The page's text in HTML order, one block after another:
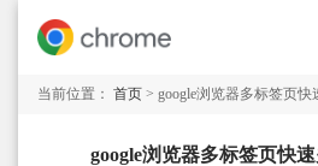
当前位置： 首页 > google浏览器多标签页
google浏览器多标签页快